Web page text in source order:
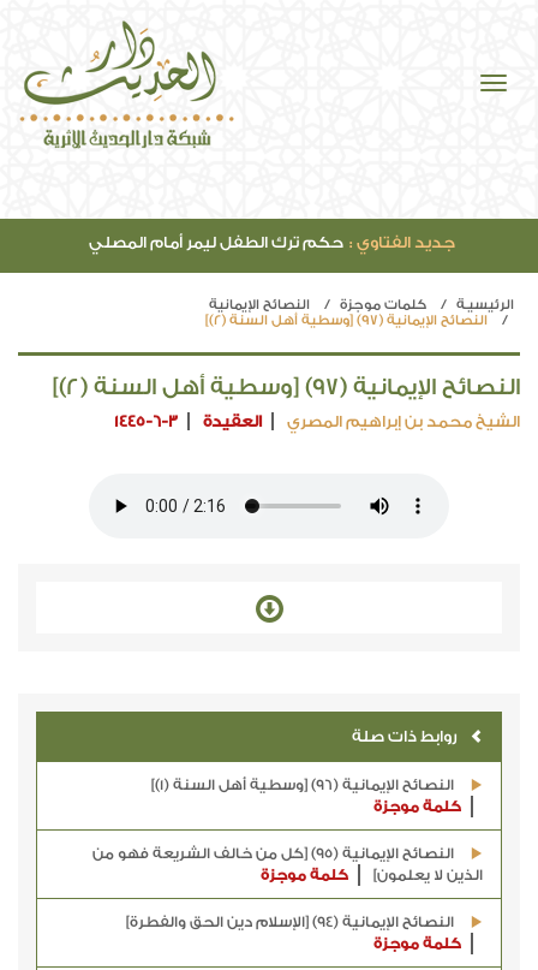
جديد الفتاوي : حكم ترك الطفل ليمر أمام المصلي
الرئيسيـة كلمات موجزة
النصائح الإيمانية
النصائح الإيمانية (97) [وسطية أهل السنة (2)]
النصائح الإيمانية (97) [وسطية أهل السنة (2)]
الشيخ محمد بن إبراهيم المصري العقيدة 1445-6-3
روابط ذات صلة
النصائح الإيمانية (96) [وسطية أهل السنة (1)]
كلمة موجزة
النصائح الإيمانية (95) [كل من خالف الشريعة فهو من
الذين لا يعلمون]
كلمة موجزة
النصائح الإيمانية (94) [الإسلام دين الحق والفطرة]
كلمة موجزة